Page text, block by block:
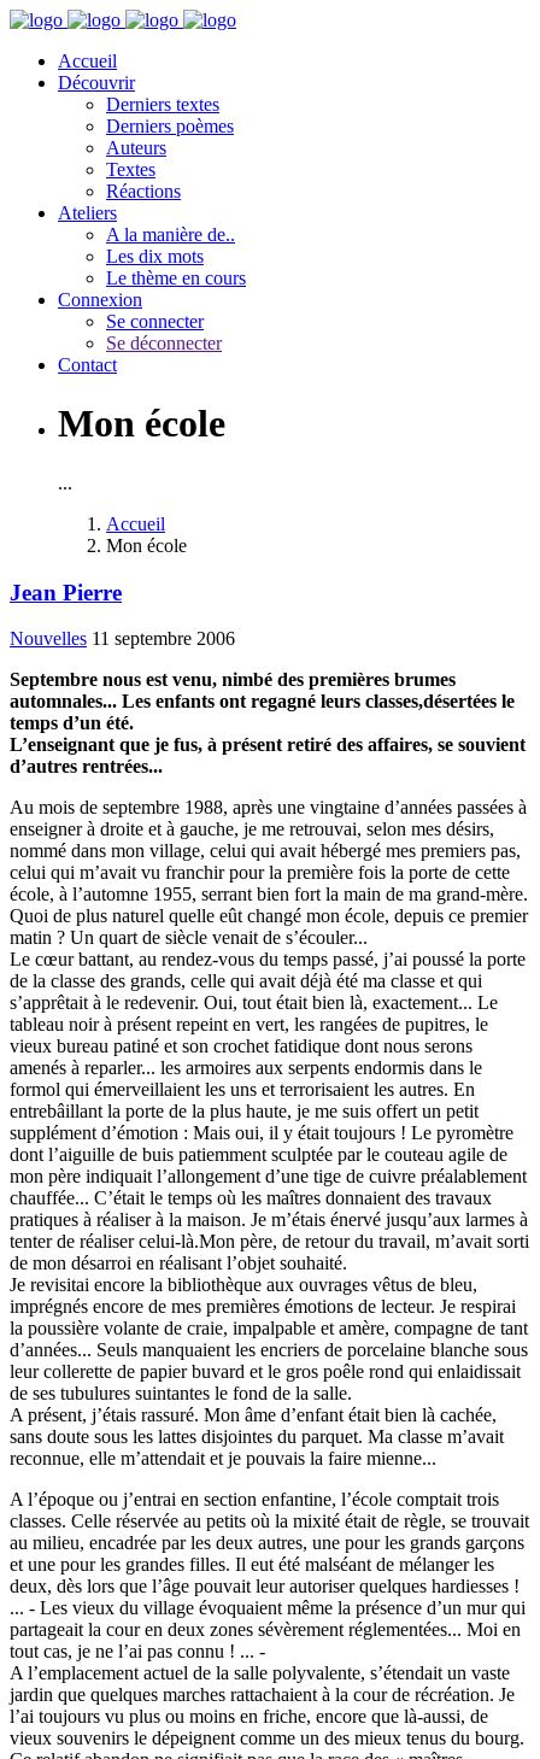
Accueil
Découvrir
Derniers textes
Derniers poèmes
Auteurs
Textes
Réactions
Ateliers
A la manière de..
Les dix mots
Le thème en cours
Connexion
Se connecter
Se déconnecter
Contact
Mon école
...
Accueil
Mon école
Jean Pierre
Nouvelles 11 septembre 2006
Septembre nous est venu, nimbé des premières brumes
automnales... Les enfants ont regagné leurs classes,désertées le
temps d’un été.
L’enseignant que je fus, à présent retiré des affaires, se souvient
d’autres rentrées...
Au mois de septembre 1988, après une vingtaine d’années passées à
enseigner à droite et à gauche, je me retrouvai, selon mes désirs,
nommé dans mon village, celui qui avait hébergé mes premiers pas,
celui qui m’avait vu franchir pour la première fois la porte de cette
école, à l’automne 1955, serrant bien fort la main de ma grand-mère.
Quoi de plus naturel quelle eût changé mon école, depuis ce premier
matin ? Un quart de siècle venait de s’écouler...
Le cœur battant, au rendez-vous du temps passé, j’ai poussé la porte
de la classe des grands, celle qui avait déjà été ma classe et qui
s’apprêtait à le redevenir. Oui, tout était bien là, exactement... Le
tableau noir à présent repeint en vert, les rangées de pupitres, le
vieux bureau patiné et son crochet fatidique dont nous serons
amenés à reparler... les armoires aux serpents endormis dans le
formol qui émerveillaient les uns et terrorisaient les autres. En
entrebâillant la porte de la plus haute, je me suis offert un petit
supplément d’émotion : Mais oui, il y était toujours ! Le pyromètre
dont l’aiguille de buis patiemment sculptée par le couteau agile de
mon père indiquait l’allongement d’une tige de cuivre préalablement
chauffée... C’était le temps où les maîtres donnaient des travaux
pratiques à réaliser à la maison. Je m’étais énervé jusqu’aux larmes à
tenter de réaliser celui-là.Mon père, de retour du travail, m’avait sorti
de mon désarroi en réalisant l’objet souhaité.
Je revisitai encore la bibliothèque aux ouvrages vêtus de bleu,
imprégnés encore de mes premières émotions de lecteur. Je respirai
la poussière volante de craie, impalpable et amère, compagne de tant
d’années... Seuls manquaient les encriers de porcelaine blanche sous
leur collerette de papier buvard et le gros poêle rond qui enlaidissait
de ses tubulures suintantes le fond de la salle.
A présent, j’étais rassuré. Mon âme d’enfant était bien là cachée,
sans doute sous les lattes disjointes du parquet. Ma classe m’avait
reconnue, elle m’attendait et je pouvais la faire mienne...
A l’époque ou j’entrai en section enfantine, l’école comptait trois
classes. Celle réservée au petits où la mixité était de règle, se trouvait
au milieu, encadrée par les deux autres, une pour les grands garçons
et une pour les grandes filles. Il eut été malséant de mélanger les
deux, dès lors que l’âge pouvait leur autoriser quelques hardiesses !
... - Les vieux du village évoquaient même la présence d’un mur qui
partageait la cour en deux zones sévèrement réglementées... Moi en
tout cas, je ne l’ai pas connu ! ... -
A l’emplacement actuel de la salle polyvalente, s’étendait un vaste
jardin que quelques marches rattachaient à la cour de récréation. Je
l’ai toujours vu plus ou moins en friche, encore que là-aussi, de
vieux souvenirs le dépeignent comme un des mieux tenus du bourg.